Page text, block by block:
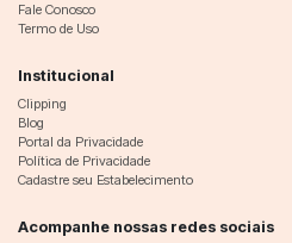
Fale Conosco
Termo de Uso
Institucional
Clipping
Blog
Portal da Privacidade
Política de Privacidade
Cadastre seu Estabelecimento
Acompanhe nossas redes sociais